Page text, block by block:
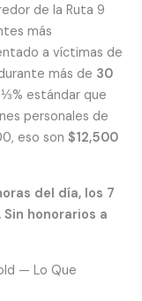
de la Ruta 9
más
a víctimas de
más de 30
estándar que
personales de
eso son $12,500
del día, los 7
honorarios a
— Lo Que